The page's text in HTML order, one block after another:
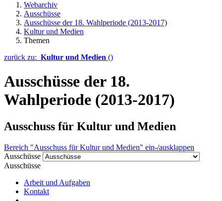
Webarchiv
Ausschüsse
Ausschüsse der 18. Wahlperiode (2013-2017)
Kultur und Medien
Themen
zurück zu: Kultur und Medien ()
Ausschüsse der 18.
Wahlperiode (2013-2017)
Ausschuss für Kultur und Medien
Bereich "Ausschuss für Kultur und Medien" ein-/ausklappen
Ausschüsse
Ausschüsse
Arbeit und Aufgaben
Kontakt